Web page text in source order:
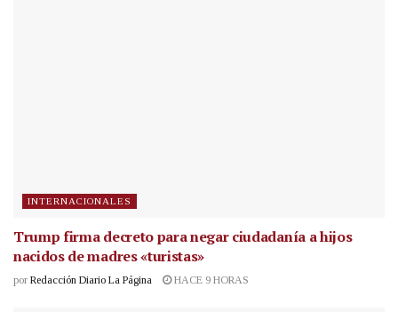
INTERNACIONALES
Trump firma decreto para negar ciudadanía a hijos
nacidos de madres «turistas»
por Redacción Diario La Página HACE 9 HORAS